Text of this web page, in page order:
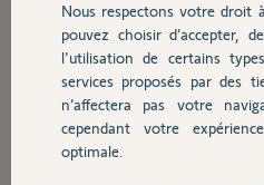
Chauffage
Autres produits
il y a presque 5 ans
Réponses
Nous respectons votre droit
pouvez choisir d’accepter,
l'utilisation de certains
services proposés par des
n’affectera pas votre
cependant votre
optimale.